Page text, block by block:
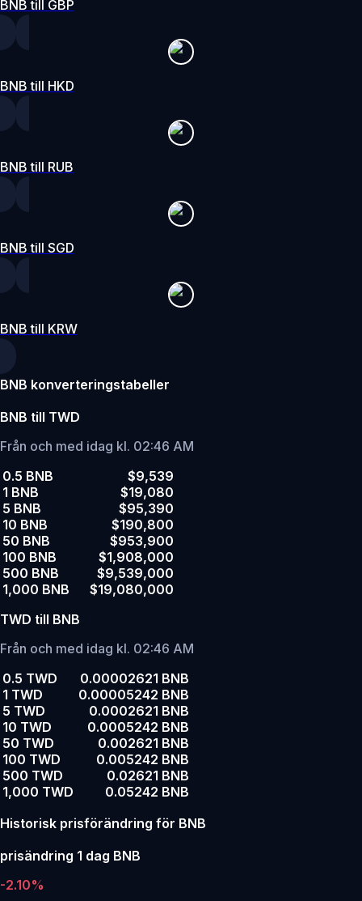
BNB till GBP
BNB till HKD
BNB till RUB
BNB till SGD
BNB till KRW
BNB konverteringstabeller
BNB till TWD
Från och med idag kl. 02:46 AM
0.5 BNB
$9,539
1 BNB
$19,080
5 BNB
$95,390
10 BNB
$190,800
50 BNB
$953,900
100 BNB
$1,908,000
500 BNB
$9,539,000
1,000 BNB
$19,080,000
TWD till BNB
Från och med idag kl. 02:46 AM
0.5 TWD
0.00002621 BNB
1 TWD
0.00005242 BNB
5 TWD
0.0002621 BNB
10 TWD
0.0005242 BNB
50 TWD
0.002621 BNB
100 TWD
0.005242 BNB
500 TWD
0.02621 BNB
1,000 TWD
0.05242 BNB
Historisk prisförändring för BNB
prisändring 1 dag BNB
-2.10%